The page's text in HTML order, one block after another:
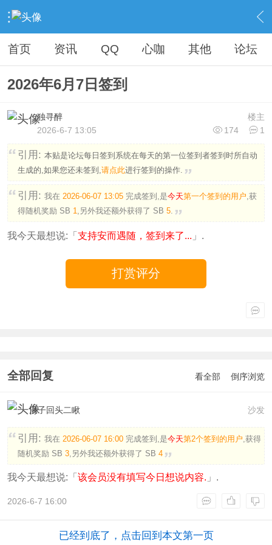
› 社区广场 › 纪念馆 › 签到 › 内容
首页 资讯 QQ 心咖 其他 论坛
2026年6月7日签到
楼主
独寻醉
174
1
2026-6-7 13:05
引用: 本贴是论坛每日签到系统在每天的第一位签到者签到时所自动
生成的,如果您还未签到,请点此进行签到的操作.
引用: 我在 2026-06-07 13:05完成签到,是今天第一个签到的用户,获
得随机奖励 SB 1,另外我还额外获得了 SB 5.
我今天最想说:「 支持安而遇随，签到来了... 」.
打赏评分
全部回复 看全部 倒序浏览
沙发
浪子回头二瞅
引用: 我在 2026-06-07 16:00完成签到,是今天第2个签到的用户 ,获得
随机奖励 SB 3,另外我还额外获得了 SB 4
我今天最想说:「 该会员没有填写今日想说内容. 」.
2026-6-7 16:00
已经到底了，点击回到本文第一页